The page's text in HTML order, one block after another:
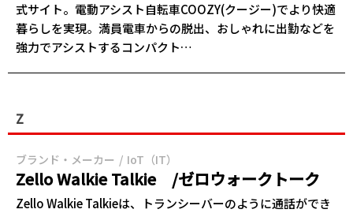
式サイト。電動アシスト自転車COOZY(クージー)でより快適
暮らしを実現。満員電車からの脱出、おしゃれに出勤などを
強力でアシストするコンパクト…
Z
ブランド・メーカー IoT（IT）
Zello Walkie Talkie /ゼロウォークトーク
Zello Walkie Talkieは、トランシーバーのように通話ができ